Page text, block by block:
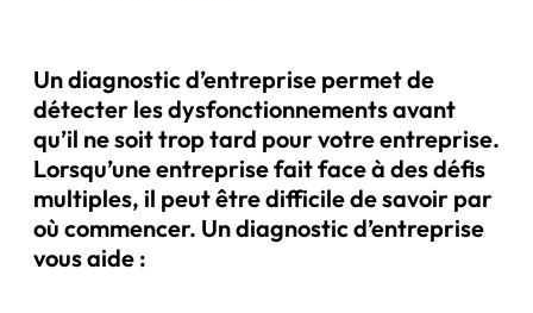
Un diagnostic d’entreprise permet de
détecter les dysfonctionnements avant
qu’il ne soit trop tard pour votre entreprise.
Lorsqu’une entreprise fait face à des défis
multiples, il peut être difficile de savoir par
où commencer. Un diagnostic d’entreprise
vous aide :